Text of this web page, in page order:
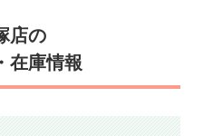
店の
在庫情報